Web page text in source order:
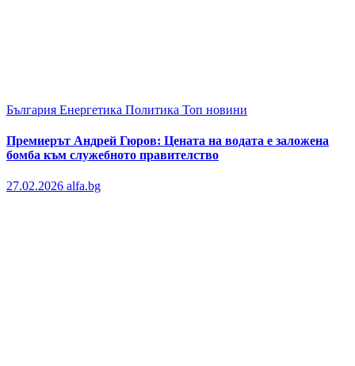
България Енергетика Политика Топ новини
Премиерът Андрей Гюров: Цената на водата е заложена
бомба към служебното правителство
27.02.2026 alfa.bg